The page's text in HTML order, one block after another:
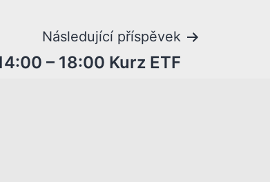
Následující příspěvek
– 18:00 Kurz ETF